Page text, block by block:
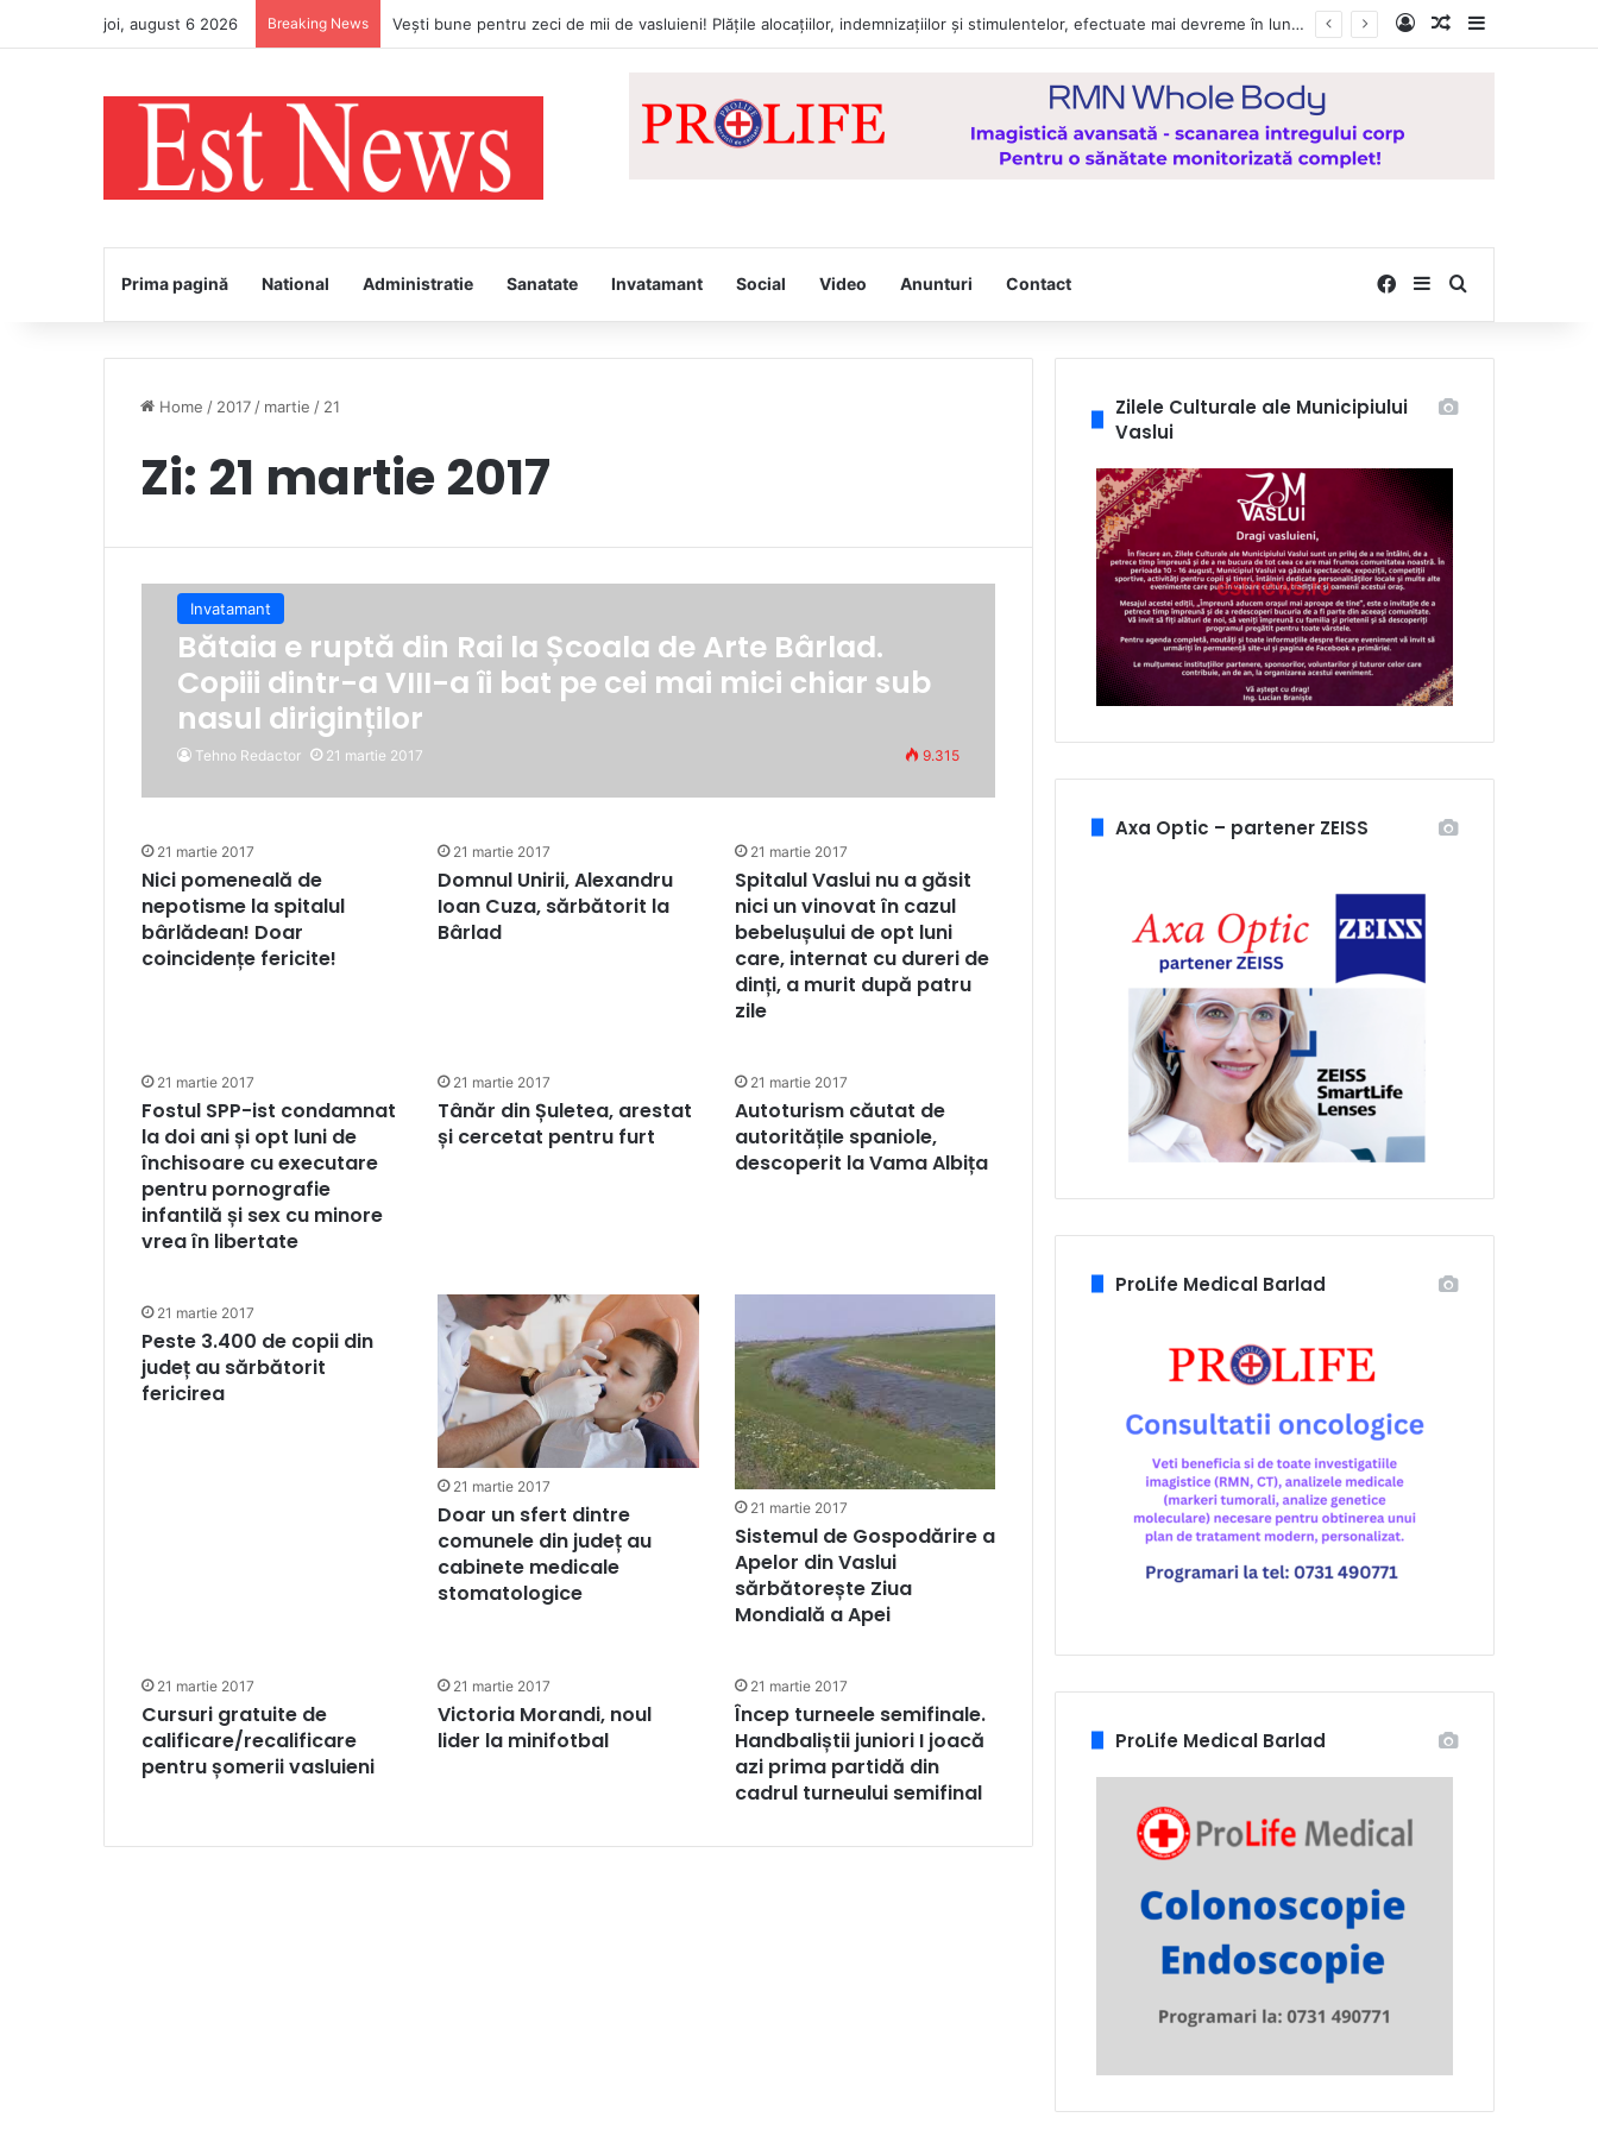
joi, august 6 2026 Breaking News Vești bune pentru zeci de mii de vasluieni! Plățile alocațiilor, indemnizațiilor și stimulentelor, efectuate mai devreme în luna august 2026 Log InRandom Article
Prima pagină National Administratie Sanatate Invatamant Social Video Anunturi Contact Facebook
SidebarSearch for
Home / 2017 / martie / 21
Zi: 21 martie 2017
Invatamant
Bătaia e ruptă din Rai la Școala de Arte Bârlad.
Copiii dintr-a VIII-a îi bat pe cei mai mici chiar sub
nasul diriginților
Tehno Redactor 21 martie 2017 9.315
21 martie 2017
Nici pomeneală de
nepotisme la spitalul
bârlădean! Doar
coincidențe fericite!
21 martie 2017
Domnul Unirii, Alexandru
Ioan Cuza, sărbătorit la
Bârlad
21 martie 2017
Spitalul Vaslui nu a găsit
nici un vinovat în cazul
bebelușului de opt luni
care, internat cu dureri de
dinți, a murit după patru
zile
21 martie 2017
Fostul SPP-ist condamnat
la doi ani și opt luni de
închisoare cu executare
pentru pornografie
infantilă și sex cu minore
vrea în libertate
21 martie 2017
Tânăr din Șuletea, arestat
și cercetat pentru furt
21 martie 2017
Autoturism căutat de
autoritățile spaniole,
descoperit la Vama Albița
21 martie 2017
Peste 3.400 de copii din
județ au sărbătorit
fericirea
21 martie 2017
Doar un sfert dintre
comunele din județ au
cabinete medicale
stomatologice
21 martie 2017
Sistemul de Gospodărire a
Apelor din Vaslui
sărbătorește Ziua
Mondială a Apei
21 martie 2017
Cursuri gratuite de
calificare/recalificare
pentru șomerii vasluieni
21 martie 2017
Victoria Morandi, noul
lider la minifotbal
21 martie 2017
Încep turneele semifinale.
Handbaliștii juniori I joacă
azi prima partidă din
cadrul turneului semifinal
Zilele Culturale ale Municipiului
Vaslui
Axa Optic – partener ZEISS
ProLife Medical Barlad
ProLife Medical Barlad